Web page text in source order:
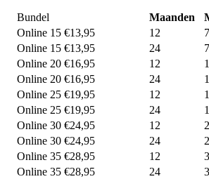
Bundel Maanden
Online 15 €13,95
12
Online 15 €13,95
24
Online 20 €16,95
12
Online 20 €16,95
24
Online 25 €19,95
12
Online 25 €19,95
24
Online 30 €24,95
12
Online 30 €24,95
24
Online 35 €28,95
12
Online 35 €28,95
24